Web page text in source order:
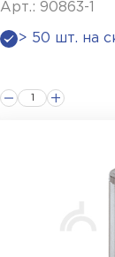
Арт.: 90863-1
> 50 шт. на